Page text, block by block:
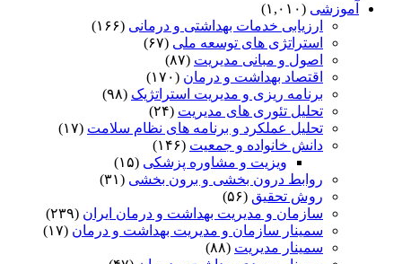
آموزشی (۱,۰۱۰)
ارزیابی خدمات بهداشتی و درمانی (۱۶۶)
استراتژی های توسعه ملی (۶۷)
اصول و مبانی مدیریت (۸۷)
اقتصاد بهداشت و درمان (۱۷۰)
برنامه ریزی و مدیریت استراتژیک (۹۸)
تحلیل تئوری های مدیریت (۲۴)
تحلیل عملکرد و برنامه های نظام سلامت (۱۷)
دانش خانواده و جمعیت (۱۴۶)
ویزیت و مشاوره پزشکی (۱۵)
روابط درون بخشی و برون بخشی (۳۱)
روش تحقیق (۵۶)
سازمان و مدیریت بهداشت و درمان ایران (۲۳۹)
سمینار سازمان و مدیریت بهداشت و درمان (۱۷)
سمینار مدیریت (۸۸)